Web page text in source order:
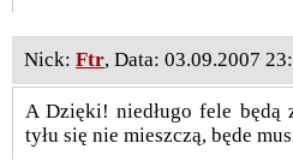
Nick: Ftr, Data: 03.09.2007
A Dzięki! niedługo fele będą
tyłu się nie mieszczą, będe